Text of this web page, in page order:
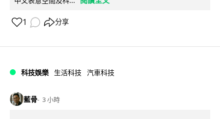
1 分享
科技娛樂 生活科技 汽車科技
藍骨 3 小時